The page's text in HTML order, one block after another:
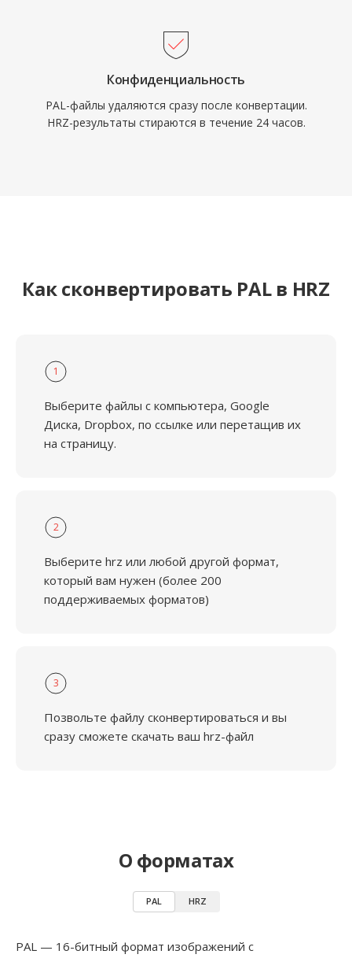
Конфиденциальность
PAL-файлы удаляются сразу после конвертации.
HRZ-результаты стираются в течение 24 часов.
Как сконвертировать PAL в HRZ
1
Выберите файлы с компьютера, Google
Диска, Dropbox, по ссылке или перетащив их
на страницу.
2
Выберите hrz или любой другой формат,
который вам нужен (более 200
поддерживаемых форматов)
3
Позвольте файлу сконвертироваться и вы
сразу сможете скачать ваш hrz-файл
О форматах
PAL HRZ
PAL — 16-битный формат изображений с